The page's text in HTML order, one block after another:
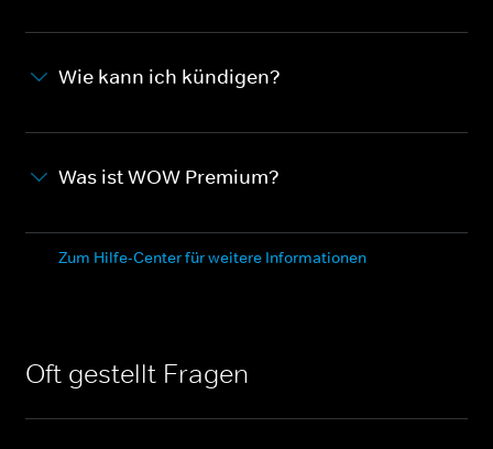
Wie kann ich kündigen?
Was ist WOW Premium?
Zum Hilfe-Center für weitere Informationen
Oft gestellt Fragen